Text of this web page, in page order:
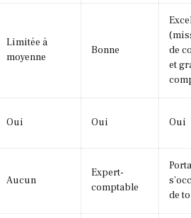
Limitée à
moyenne
Bonne
de
et
Oui Oui Oui
Aucun
Expert-
comptable
de